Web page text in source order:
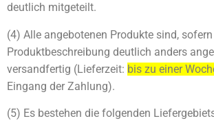
deutlich mitgeteilt.
(4) Alle angebotenen Produkte sind,
Produktbeschreibung deutlich anders
versandfertig (Lieferzeit: bis zu einer
Eingang der Zahlung).
(5) Es bestehen die folgenden